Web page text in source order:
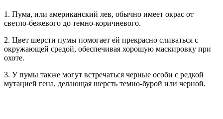
1. Пума, или американский лев, обычно имеет окрас от
светло-бежевого до темно-коричневого.
2. Цвет шерсти пумы помогает ей прекрасно сливаться с
окружающей средой, обеспечивая хорошую маскировку при
охоте.
3. У пумы также могут встречаться черные особи с редкой
мутацией гена, делающая шерсть темно-бурой или черной.